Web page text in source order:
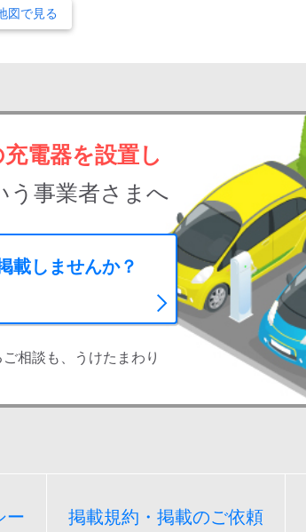
図で見る
電器を設置し
う事業者さまへ
載しませんか？
相談も、うけたまわり
ー 掲載規約・掲載のご依頼